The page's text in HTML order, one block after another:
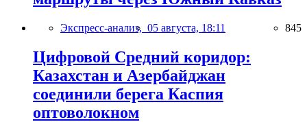
Экспресс-анализ, 05 августа, 18:11 845
Цифровой Средний коридор:
Казахстан и Азербайджан
соединили берега Каспия
оптоволокном